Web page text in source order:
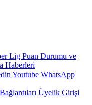
Lig Puan Durumu ve
Haberleri
Youtube WhatsApp
Üyelik Girişi